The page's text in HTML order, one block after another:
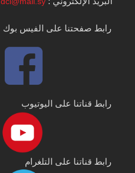
رابط صفحتنا على الفيس بوك
رابط قناتنا على اليوتيوب
رابط قناتنا على التلغرام